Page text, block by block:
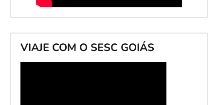
VIAJE COM O SESC GOIÁS